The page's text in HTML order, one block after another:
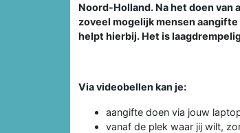
Noord-Holland. Na het doen
zoveel mogelijk mensen
helpt hierbij. Het is
Via videobellen kan je:
aangifte doen via jouw
vanaf de plek waar jij wilt,